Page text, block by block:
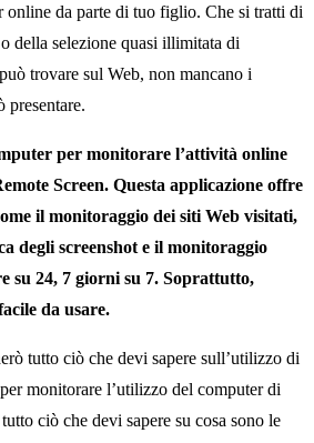
online da parte di tuo figlio. Che si tratti di
della selezione quasi illimitata di
trovare sul Web, non mancano i
presentare.
per monitorare l’attività online
Screen. Questa applicazione offre
il monitoraggio dei siti Web visitati,
degli screenshot e il monitoraggio
su 24, 7 giorni su 7. Soprattutto,
da usare.
tutto ciò che devi sapere sull’utilizzo di
monitorare l’utilizzo del computer di
ciò che devi sapere su cosa sono le